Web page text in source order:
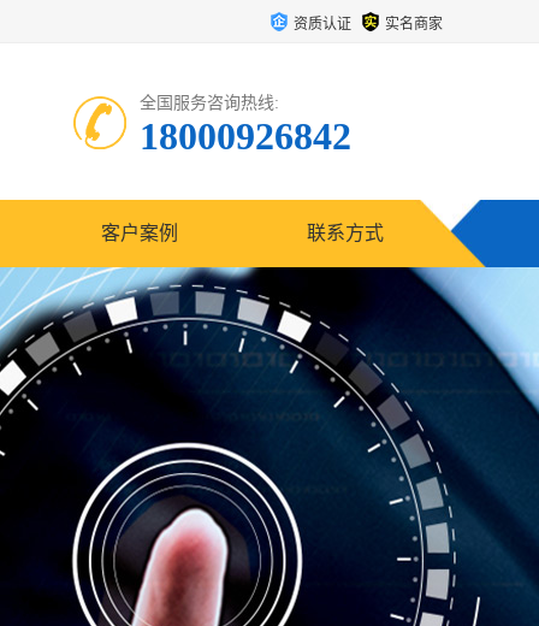
资质认证 实名商家
全国服务咨询热线:
18000926842
客户案例 联系方式